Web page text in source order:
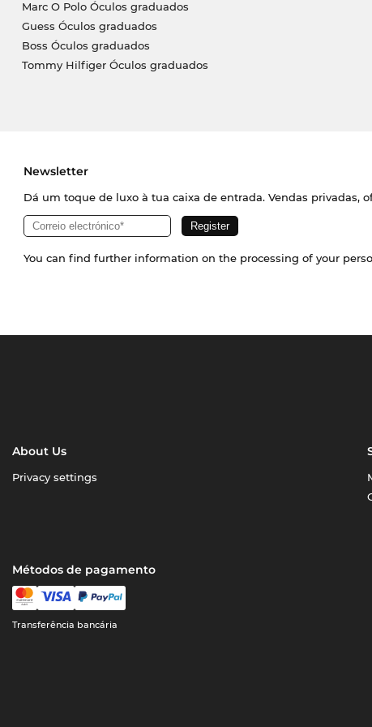
Marc O Polo Óculos graduados
Guess Óculos graduados
Boss Óculos graduados
Tommy Hilfiger Óculos graduados
Newsletter
Dá um toque de luxo à tua caixa de entrada. Vendas privadas,
You can find further information on the processing of your
About Us
Privacy settings
Métodos de pagamento
Transferência bancária